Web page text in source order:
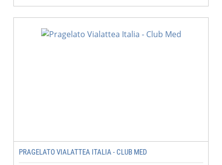
PRAGELATO VIALATTEA ITALIA - CLUB MED